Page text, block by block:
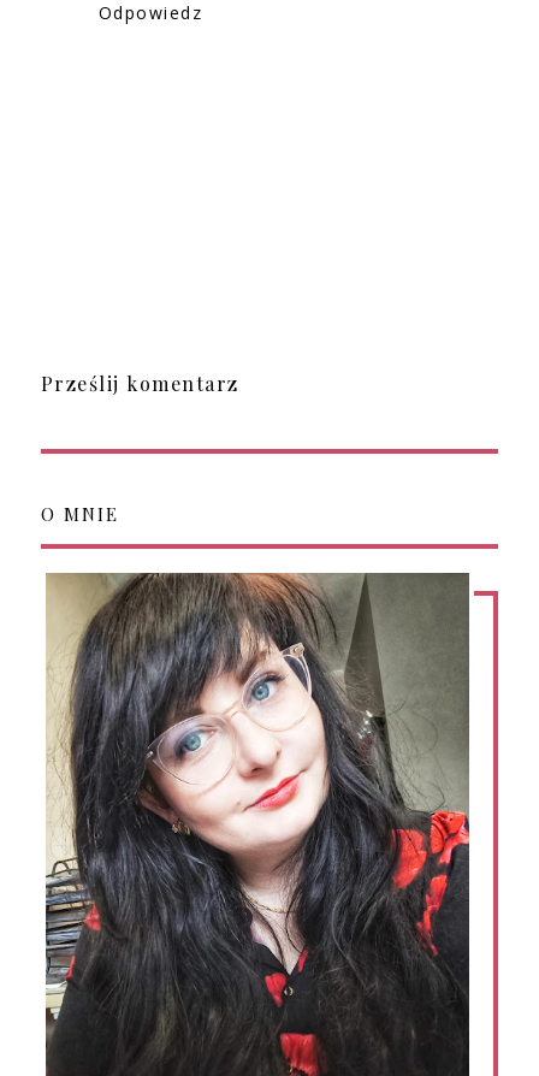
Odpowiedz
Prześlij komentarz
O MNIE